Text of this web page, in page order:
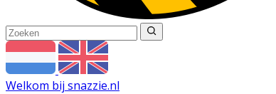
Welkom bij snazzie.nl